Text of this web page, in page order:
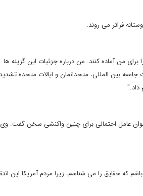
فراتر می روند.
من آماده کنند. من درباره جزئیات این گزینه ها
بین المللی، متحدانمان و ایالات متحده تشدید
داد."
عامل احتمالی برای چنین واکنشی سخن گفت. وی
که حقایق را می شناسم، زیرا مردم آمریکا این